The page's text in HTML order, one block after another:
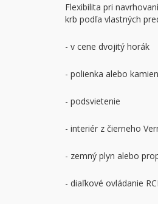
Flexibilita pri
krb podľa vlastných
- v cene dvojitý horák
- polienka alebo
- podsvietenie
- interiér z čierneho
- zemný plyn alebo
- diaľkové ovládanie